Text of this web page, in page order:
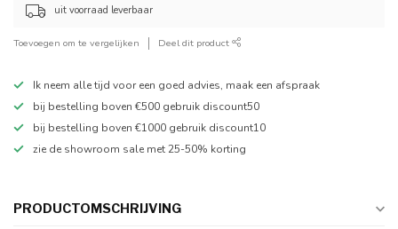
uit voorraad leverbaar
Toevoegen om te vergelijken Deel dit product
Ik neem alle tijd voor een goed advies, maak een afspraak
bij bestelling boven €500 gebruik discount50
bij bestelling boven €1000 gebruik discount10
zie de showroom sale met 25-50% korting
PRODUCTOMSCHRIJVING